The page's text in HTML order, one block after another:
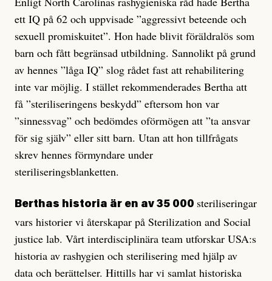
ett IQ på 62 och uppvisade ”aggressivt beteende och
sexuell promiskuitet”. Hon hade blivit föräldralös som
barn och fått begränsad utbildning. Sannolikt på grund
av hennes ”låga IQ” slog rådet fast att rehabilitering
inte var möjlig. I stället rekommenderades Bertha att
få ”steriliseringens beskydd” eftersom hon var
”sinnessvag” och bedömdes oförmögen att ”ta ansvar
för sig själv” eller sitt barn. Utan att hon tillfrågats
skrev hennes förmyndare under
steriliseringsblanketten.
Berthas historia är en av 35 000 steriliseringar
vars historier vi återskapar på Sterilization and Social
justice lab. Vårt interdisciplinära team utforskar USA:s
historia av rashygien och sterilisering med hjälp av
data och berättelser. Hittills har vi samlat historiska